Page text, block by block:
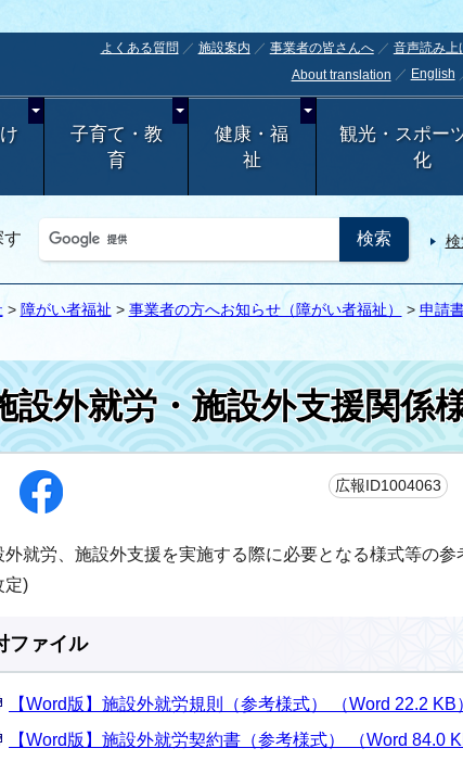
よくある質問 施設案内 事業者の皆さんへ 音声読み上
About translation
English
子育て・教
育
健康・福
祉
観光・スポー
化
す
> 障がい者福祉 > 事業者の方へお知らせ（障がい者福祉） > 申請
設外就労・施設外支援関係
広報ID1004063
外就労、施設外支援を実施する際に必要となる様式等の
定)
ファイル
【Word版】施設外就労規則（参考様式） （Word 22.2 KB
【Word版】施設外就労契約書（参考様式） （Word 84.0